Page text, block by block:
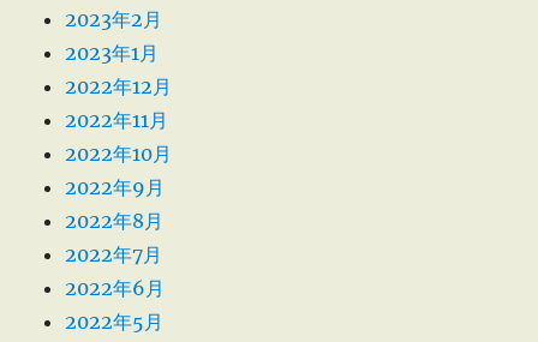
2023年2月
2023年1月
2022年12月
2022年11月
2022年10月
2022年9月
2022年8月
2022年7月
2022年6月
2022年5月